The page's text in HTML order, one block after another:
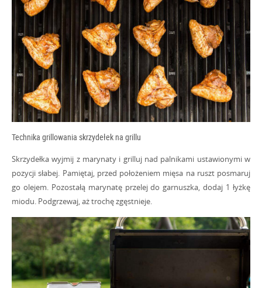
Technika grillowania skrzydełek na grillu
Skrzydełka wyjmij z marynaty i grilluj nad palnikami ustawionymi w
pozycji słabej. Pamiętaj, przed położeniem mięsa na ruszt posmaruj
go olejem. Pozostałą marynatę przelej do garnuszka, dodaj 1 łyżkę
miodu. Podgrzewaj, aż trochę zgęstnieje.